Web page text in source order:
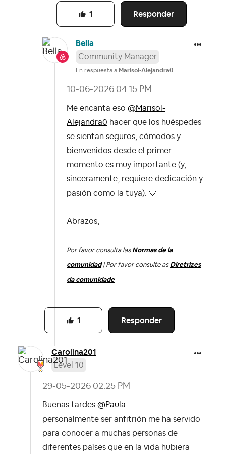
Responder
1
Bella
Community Manager
En respuesta a Marisol-Alejandra0
‎10-06-2026 04:15 PM
Me encanta eso @Marisol-
Alejandra0 hacer que los huéspedes
se sientan seguros, cómodos y
bienvenidos desde el primer
momento es muy importante (y,
sinceramente, requiere dedicación y
pasión como la tuya). 💛
Abrazos,
-
Por favor consulta las Normas de la
comunidad| Por favor consulte as Diretrizes
da comunidade
Responder
1
Carolina201
Level 10
‎29-05-2026 02:25 PM
Buenas tardes @Paula
personalmente ser anfitrión me ha servido
para conocer a muchas personas de
diferentes países que en la vida hubiera